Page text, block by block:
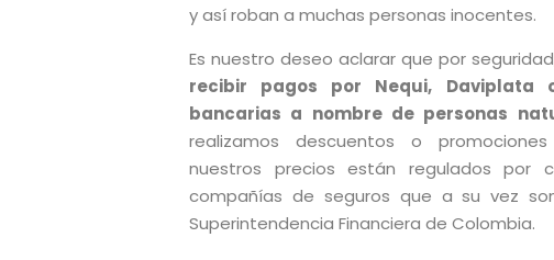
y así roban a muchas personas inocentes.
Es nuestro deseo aclarar que por
recibir pagos por Nequi, Daviplata
bancarias a nombre de personas
realizamos descuentos o
nuestros precios están regulados por
compañías de seguros que a su vez
Superintendencia Financiera de Colombia.